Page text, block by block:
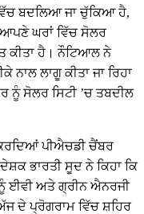
ਬਦਲਿਆ ਜਾ ਚੁੱਕਿਆ ਹੈ,
ਘਰਾਂ ਵਿੱਚ ਸੋਲਰ
ਕੀਤਾ ਹੈ। ਨੌਟਿਆਲ ਨੇ
ਨਾਲ ਲਾਗੂ ਕੀਤਾ ਜਾ ਰਿਹਾ
ਨੂੰ ਸੋਲਰ ਸਿਟੀ ’ਚ ਤਬਦੀਲ
ਪੀਐਚਡੀ ਚੈਂਬਰ
ਭਾਰਤੀ ਸੂਦ ਨੇ ਕਿਹਾ ਕਿ
ਈਵੀ ਅਤੇ ਗ੍ਰੀਨ ਐਨਰਜੀ
ਦੇ ਪ੍ਰੋਗਰਾਮ ਵਿੱਚ ਸ਼ਹਿਰ